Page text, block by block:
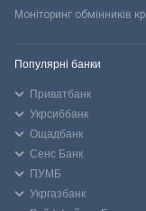
Моніторинг обмінників
Популярні банки
Приватбанк
Укрсиббанк
Ощадбанк
Сенс Банк
ПУМБ
Укргазбанк